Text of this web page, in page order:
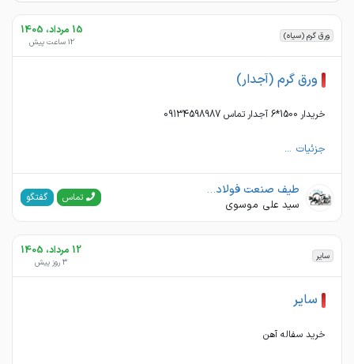
ورق گرم (سیاه) 15 مرداد، 1405
12 ساعت پیش
ورق گرم (آجدار)
خریدار 1500*6 آجدار تماس 09134598987
جزئیات ...
طیف صنعت فولاد . محیا فولاد نقش جهان
سید علی موسوی
تماس گفتگو
سایر 12 مرداد، 1405
3 روز پیش
سایر
خرید سفاله آهن